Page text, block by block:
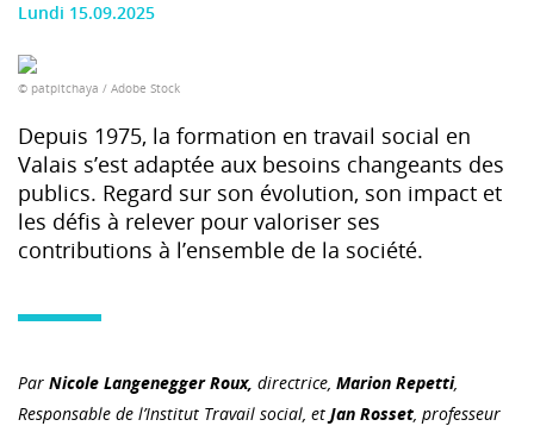
Lundi 15.09.2025
© patpitchaya / Adobe Stock
Depuis 1975, la formation en travail social en
Valais s’est adaptée aux besoins changeants des
publics. Regard sur son évolution, son impact et
les défis à relever pour valoriser ses
contributions à l’ensemble de la société.
Par Nicole Langenegger Roux, directrice, Marion Repetti,
Responsable de l’Institut Travail social, et Jan Rosset, professeur